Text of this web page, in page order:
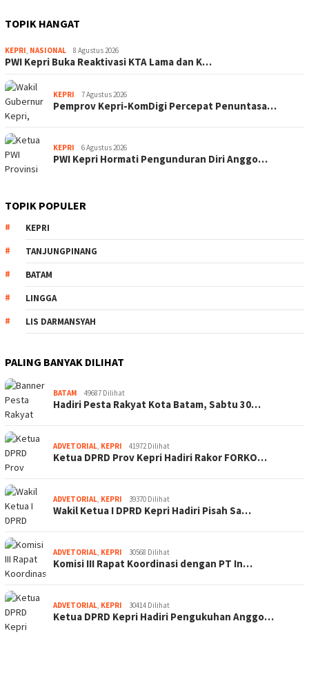
TOPIK HANGAT
KEPRI, NASIONAL 8 Agustus 2026
PWI Kepri Buka Reaktivasi KTA Lama dan K…
KEPRI 7 Agustus 2026
Pemprov Kepri-KomDigi Percepat Penuntasa…
KEPRI 6 Agustus 2026
PWI Kepri Hormati Pengunduran Diri Anggo…
TOPIK POPULER
KEPRI
TANJUNGPINANG
BATAM
LINGGA
LIS DARMANSYAH
PALING BANYAK DILIHAT
BATAM 49687 Dilihat
Hadiri Pesta Rakyat Kota Batam, Sabtu 30…
ADVETORIAL, KEPRI 41972 Dilihat
Ketua DPRD Prov Kepri Hadiri Rakor FORKO…
ADVETORIAL, KEPRI 39370 Dilihat
Wakil Ketua I DPRD Kepri Hadiri Pisah Sa…
ADVETORIAL, KEPRI 30568 Dilihat
Komisi III Rapat Koordinasi dengan PT In…
ADVETORIAL, KEPRI 30414 Dilihat
Ketua DPRD Kepri Hadiri Pengukuhan Anggo…